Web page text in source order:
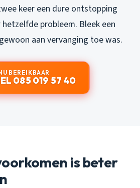
keer een dure ontstopping
probleem. Bleek een
aan vervanging toe was.
BEREIKBAAR
085 019 57 40
is beter